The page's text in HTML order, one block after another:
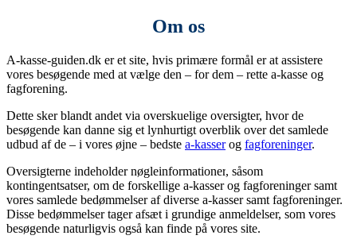
Om os
A-kasse-guiden.dk er et site, hvis primære formål er at assistere
vores besøgende med at vælge den – for dem – rette a-kasse og
fagforening.
Dette sker blandt andet via overskuelige oversigter, hvor de
besøgende kan danne sig et lynhurtigt overblik over det samlede
udbud af de – i vores øjne – bedste a-kasserog fagforeninger.
Oversigterne indeholder nøgleinformationer, såsom
kontingentsatser, om de forskellige a-kasser og fagforeninger samt
vores samlede bedømmelser af diverse a-kasser samt fagforeninger.
Disse bedømmelser tager afsæt i grundige anmeldelser, som vores
besøgende naturligvis også kan finde på vores site.